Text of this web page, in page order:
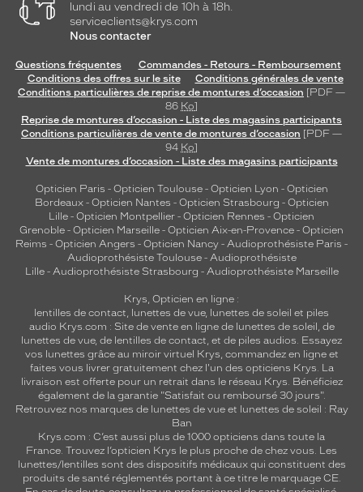
lundi au vendredi de 10h à 18h.
serviceclients@krys.com
Nous contacter
Questions fréquentes
Commandes - Retours - Remboursement
Conditions des offres sur le site
Conditions générales de vente
Conditions particulières de reprise de montures d’occasion [PDF —
86 Ko]
Reprise de montures d’occasion - Liste des magasins participants
Conditions particulières de vente de montures d’occasion [PDF —
94 Ko]
Vente de montures d’occasion - Liste des magasins participants
Opticien Paris - Opticien Toulouse- Opticien Lyon - Opticien
Bordeaux- Opticien Nantes - Opticien Strasbourg - Opticien
Lille - Opticien Montpellier - Opticien Rennes - Opticien
Grenoble - Opticien Marseille - Opticien Aix-en-Provence - Opticien
Reims - Opticien Angers - Opticien Nancy - Audioprothésiste Paris -
Audioprothésiste Toulouse- Audioprothésiste
Lille- Audioprothésiste Strasbourg - Audioprothésiste Marseille
Krys, Opticien en ligne :
lentilles de contact, lunettes de vue, lunettes de soleil et piles
audio Krys.com : Site de vente en ligne de lunettes de soleil, de
lunettes de vue, de lentilles de contact, et de piles audios. Essayez
vos lunettes grâce au miroir virtuel Krys, commandez en ligne et
faites vous livrer gratuitement chez l'un des opticiens Krys. La
livraison est offerte pour un retrait dans le réseau Krys. Bénéficiez
également de la garantie "Satisfait ou remboursé 30 jours".
Retrouvez nos marques de lunettes de vue et lunettes de soleil : Ray
Ban
Krys.com : C’est aussi plus de 1000 opticiens dans toute la
France. Trouvez l’opticien Krys le plus proche de chez vous. Les
lunettes/lentilles sont des dispositifs médicaux qui constituent des
produits de santé réglementés portant à ce titre le marquage CE.